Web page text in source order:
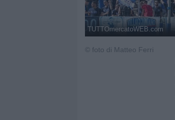
TUTTOmercatoWEB.com
© foto di Matteo Ferri